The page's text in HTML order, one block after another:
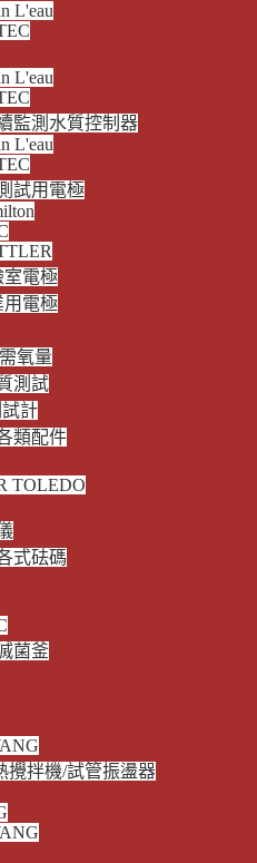
L'eau
L'eau
監測水質控制器
L'eau
試用電極
室電極
用電極
氧量
測試
計
類配件
TOLEDO
式砝碼
菌釜
攪拌機/試管振盪器